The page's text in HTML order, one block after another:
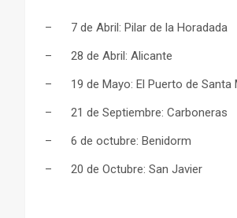
– 7 de Abril: Pilar de la Horadada
– 28 de Abril: Alicante
– 19 de Mayo: El Puerto de Santa
– 21 de Septiembre: Carboneras
– 6 de octubre: Benidorm
– 20 de Octubre: San Javier